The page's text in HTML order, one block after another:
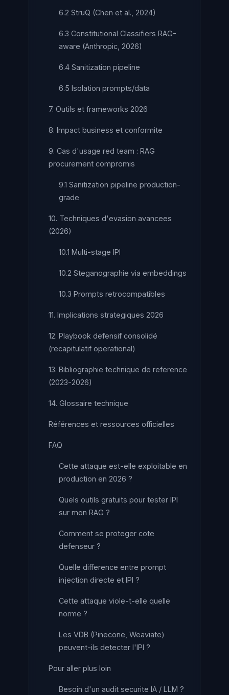
6.2 StruQ (Chen et al., 2024)
6.3 Constitutional Classifiers RAG-
aware (Anthropic, 2026)
6.4 Sanitization pipeline
6.5 Isolation prompts/data
7. Outils et frameworks 2026
8. Impact business et conformite
9. Cas d'usage red team : RAG
procurement compromis
9.1 Sanitization pipeline production-
grade
10. Techniques d'evasion avancees
(2026)
10.1 Multi-stage IPI
10.2 Steganographie via embeddings
10.3 Prompts retrocompatibles
11. Implications strategiques 2026
12. Playbook defensif consolidé
(recapitulatif operational)
13. Bibliographie technique de reference
(2023-2026)
14. Glossaire technique
Références et ressources officielles
FAQ
Cette attaque est-elle exploitable en
production en 2026 ?
Quels outils gratuits pour tester IPI
sur mon RAG ?
Comment se proteger cote
defenseur ?
Quelle difference entre prompt
injection directe et IPI ?
Cette attaque viole-t-elle quelle
norme ?
Les VDB (Pinecone, Weaviate)
peuvent-ils detecter l'IPI ?
Pour aller plus loin
Besoin d'un audit securite IA / LLM ?